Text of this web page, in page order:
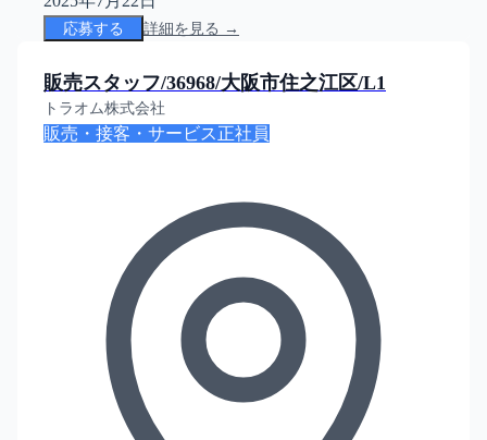
応募する 詳細を見る →
販売スタッフ/36968/大阪市住之江区/L1
トラオム株式会社
販売・接客・サービス 正社員